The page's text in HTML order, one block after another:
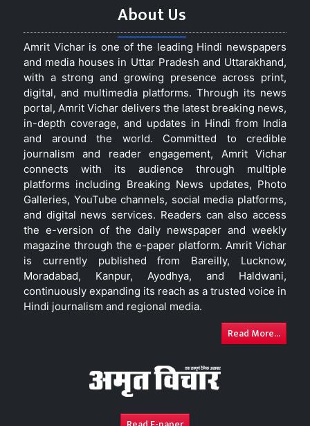
About Us
Amrit Vichar is one of the leading Hindi newspapers
and media houses in Uttar Pradesh and Uttarakhand,
with a strong and growing presence across print,
digital, and multimedia platforms. Through its news
portal, Amrit Vichar delivers the latest breaking news,
in-depth coverage, and updates in Hindi from India
and around the world. Committed to credible
journalism and reader engagement, Amrit Vichar
connects with its audience through multiple
platforms including Breaking News updates, Photo
Galleries, YouTube channels, social media platforms,
and digital news services. Readers can also access
the e-version of the daily newspaper and weekly
magazine through the e-paper platform. Amrit Vichar
is currently published from Bareilly, Lucknow,
Moradabad, Kanpur, Ayodhya, and Haldwani,
continuously expanding its reach as a trusted voice in
Hindi journalism and regional media.
Read More...